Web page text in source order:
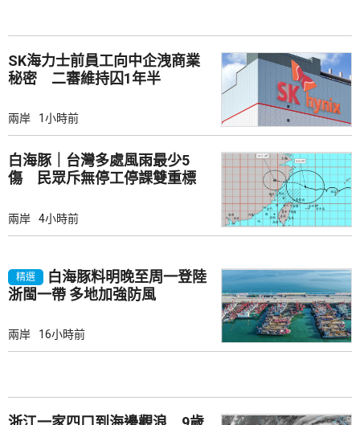
SK海力士前員工向中企洩商業
秘密 二審維持囚1年半
兩岸 1小時前
白海豚｜台灣多處風雨最少5
傷 民眾斥無停工停課雙重標
兩岸 4小時前
精選
白海豚料明晚至周一登陸
浙閩一帶 多地加強防風
兩岸 16小時前